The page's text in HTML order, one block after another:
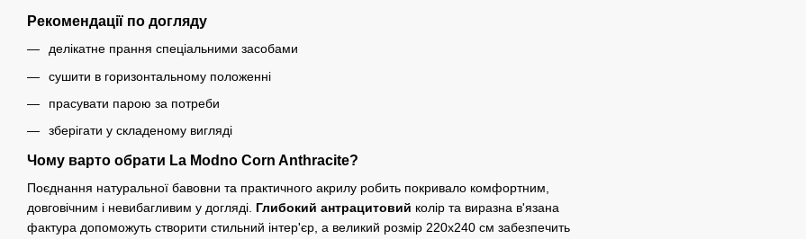
Рекомендації по догляду
делікатне прання спеціальними засобами
сушити в горизонтальному положенні
прасувати парою за потреби
зберігати у складеному вигляді
Чому варто обрати La Modno Corn Anthracite?
Поєднання натуральної бавовни та практичного акрилу робить покривало комфортним,
довговічним і невибагливим у догляді. Глибокий антрацитовий колір та виразна в'язана
фактура допоможуть створити стильний інтер'єр, а великий розмір 220х240 см забезпечить